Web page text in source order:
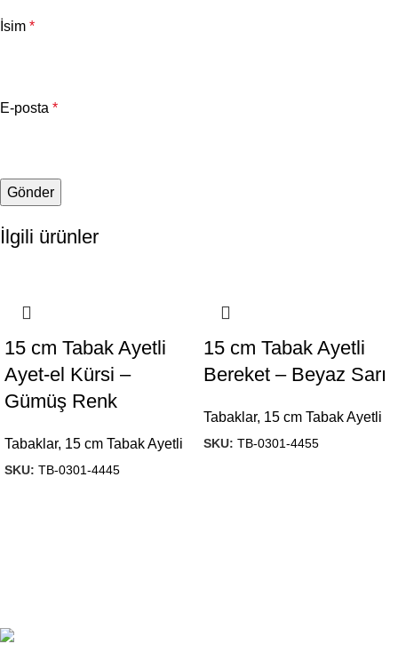
İsim *
E-posta *
İlgili ürünler
15 cm Tabak Ayetli
Ayet-el Kürsi –
Gümüş Renk
Tabaklar, 15 cm Tabak Ayetli
SKU: TB-0301-4445
15 cm Tabak Ayetli
Bereket – Beyaz Sarı
Tabaklar, 15 cm Tabak Ayetli
SKU: TB-0301-4455